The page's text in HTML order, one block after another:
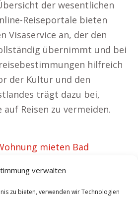
verwalten
zu bieten, verwenden wir Technologien
der wesentlichen
Reiseportale bieten
Visaservice an, der den
übernimmt und bei
hilfreich
der Kultur und den
trägt dazu bei,
Reisen zu vermeiden.
mieten Bad
Münstereifel
Münstereifel|Hauskauf Bad